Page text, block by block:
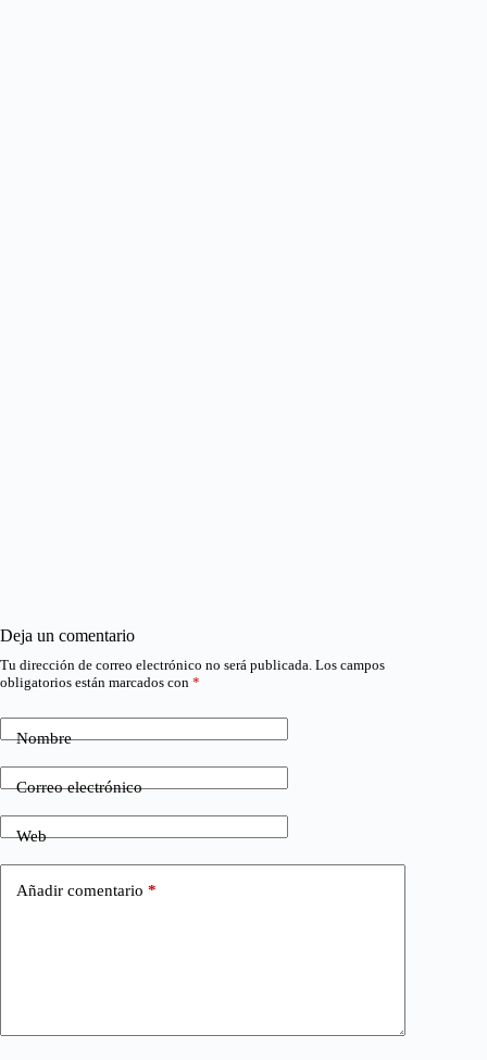
Deja un comentario
Tu dirección de correo electrónico no será publicada. Los campos
obligatorios están marcados con *
Nombre
Correo electrónico
Web
Añadir comentario *